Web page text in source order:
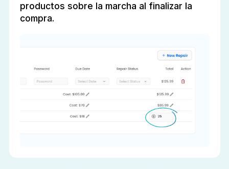
productos sobre la marcha al finalizar la
compra.